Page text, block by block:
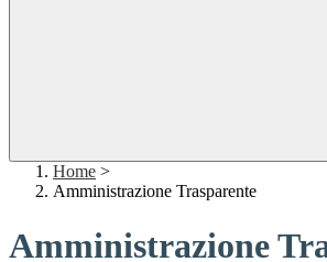
Home >
Amministrazione Trasparente
Amministrazione